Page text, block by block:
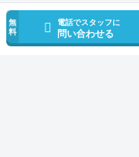
無
料
電話でスタッフに
問い合わせる